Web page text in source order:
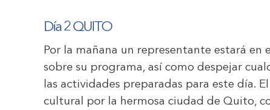
Día 2 QUITO
Por la mañana un representante estará
sobre su programa, así como despejar
las actividades preparadas para este día.
cultural por la hermosa ciudad de Quito,